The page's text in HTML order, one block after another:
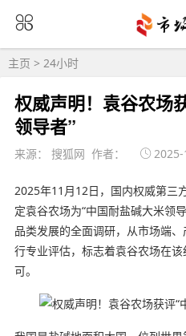
主页 > 24小时
权威声明！袁谷农场
领导者”
来源： 搜狐网 作者：
2025年11月12日，国内权威第三
定袁谷农场为“中国耐盐碱大米领
品类发展的全面调研，从市场端
行专业评估，标志着袁谷农场在
可。